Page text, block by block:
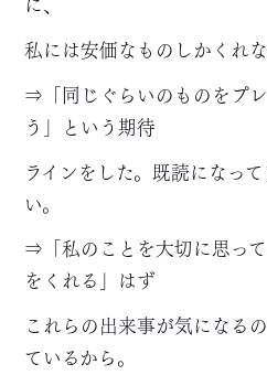
私には安価なものしかくれ
⇒「同じぐらいのものをプ
う」という期待
ラインをした。既読になっ
い。
⇒「私のことを大切に思っ
をくれる」はず
これらの出来事が気になる
ているから。